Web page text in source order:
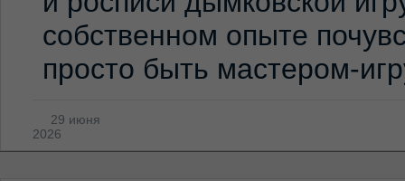
собственном опыте
просто быть мастером-
29 июня
2026